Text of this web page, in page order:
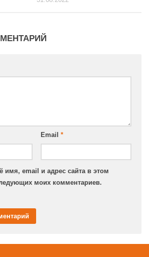
Email *
имя, email и адрес сайта в этом
моих комментариев.